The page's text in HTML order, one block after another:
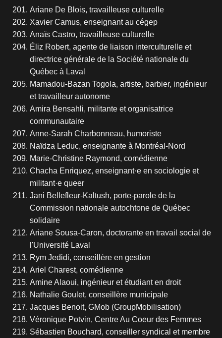
Ariane De Blois, travailleuse culturelle
Xavier Camus, enseignant au cégep
Anaïs Castro, travailleuse culturelle
Éliz Robert, agente de liaison interculturelle et
directrice générale de la Société nationale du
Québec à Laval
Mamadou-Bazan Togola, artiste, barbier, ingénieur
et travailleur autonome
Amira Bensahli, militante et organisatrice
communautaire
Anne-Sarah Charbonneau, humoriste
Naïdza Leduc, enseignante à Montréal-Nord
Marie-Christine Raymond, comédienne
Chacha Enriquez, enseignant·e en sociologie et
militant·e queer
Jani Bellefleur-Kaltush, porte-parole de la
Commission nationale autochtone de Québec
solidaire
Ariane Sousa-Caron, doctorante en travail social de
l'Université Laval
Rym Jedidi, conseillère en gestion
Ariel Charest, comédienne
Amine Alaoui, ingénieur et étudiant en droit
Nathalie Goulet, conseillère municipale
Jacques Benoit, GMob (GroupMobilisation)
Véronique Potvin, Centre Au Coeur des Femmes
Sébastien Bouchard, conseiller syndical et membre